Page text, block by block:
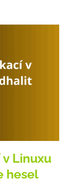
Linuxu
hesel